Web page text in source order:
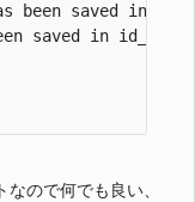
been saved in
saved in
ので何でも良い、